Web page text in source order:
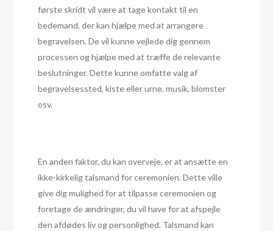
første skridt vil være at tage kontakt til en
bedemand, der kan hjælpe med at arrangere
begravelsen. De vil kunne vejlede dig gennem
processen og hjælpe med at træffe de relevante
beslutninger. Dette kunne omfatte valg af
begravelsessted, kiste eller urne, musik, blomster
osv.
En anden faktor, du kan overveje, er at ansætte en
ikke-kirkelig talsmand for ceremonien. Dette ville
give dig mulighed for at tilpasse ceremonien og
foretage de ændringer, du vil have for at afspejle
den afdødes liv og personlighed. Talsmand kan